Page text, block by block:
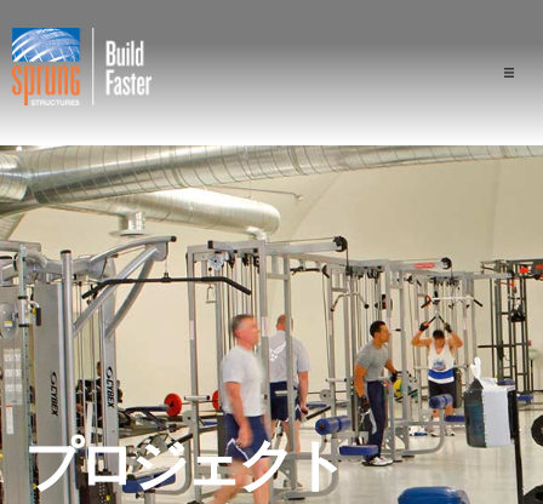
業界
構成
スプラングの優位性
専門家
会社概要
プロジェクト